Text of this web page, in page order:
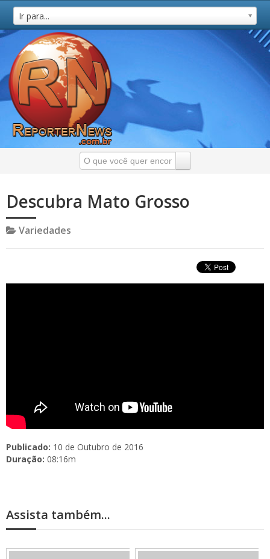
Ir para...
Descubra Mato Grosso
Variedades
Publicado: 10 de Outubro de 2016
Duração: 08:16m
Assista também...